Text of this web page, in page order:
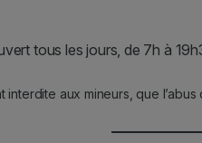
tous les jours, de 7h à
aux mineurs, que